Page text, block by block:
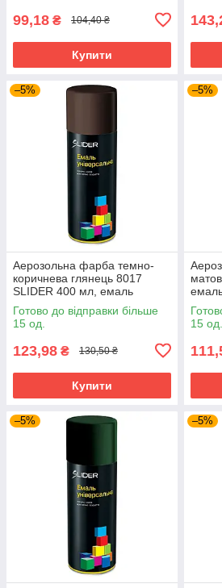
99,18 ₴ 104,40 ₴
Купити
–5%
Аерозольна фарба темно-
коричнева глянець 8017
SLIDER 400 мл, емаль
фарба у балончику темно-
коричнева
Готово до відправки більше
15 од.
123,98 ₴ 130,50 ₴
Купити
–5%
15 од.
–5% –5%